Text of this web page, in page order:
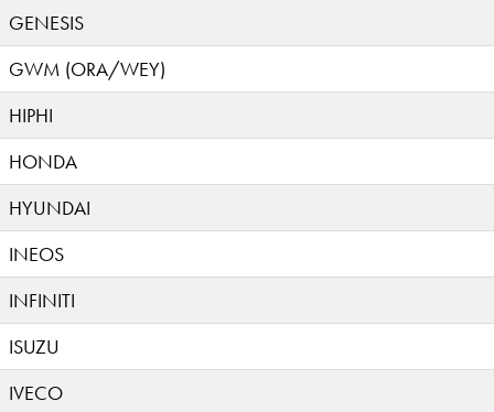
GENESIS
GWM (ORA/WEY)
HIPHI
HONDA
HYUNDAI
INEOS
INFINITI
ISUZU
IVECO